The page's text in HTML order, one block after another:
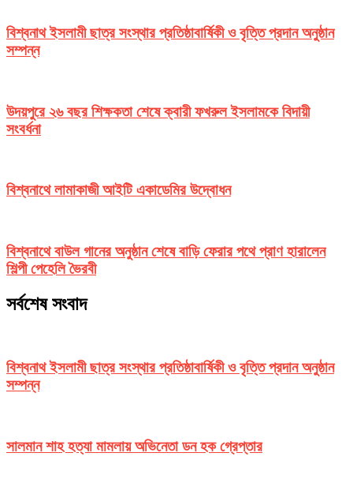
বিশ্বনাথ ইসলামী ছাত্র সংস্থার প্রতিষ্ঠাবার্ষিকী ও বৃত্তি প্রদান অনুষ্ঠান
সম্পন্ন
উদয়পুরে ২৬ বছর শিক্ষকতা শেষে ক্বারী ফখরুল ইসলামকে বিদায়ী
সংবর্ধনা
বিশ্বনাথে লামাকাজী আইটি একাডেমির উদ্বোধন
বিশ্বনাথে বাউল গানের অনুষ্ঠান শেষে বাড়ি ফেরার পথে প্রাণ হারালেন
শিল্পী পেহেলি ভৈরবী
সর্বশেষ সংবাদ
বিশ্বনাথ ইসলামী ছাত্র সংস্থার প্রতিষ্ঠাবার্ষিকী ও বৃত্তি প্রদান অনুষ্ঠান
সম্পন্ন
সালমান শাহ হত্যা মামলায় অভিনেতা ডন হক গ্রেপ্তার